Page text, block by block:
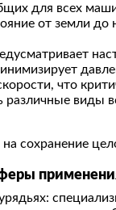
для всех
от земли
что
различные виды
сохранение